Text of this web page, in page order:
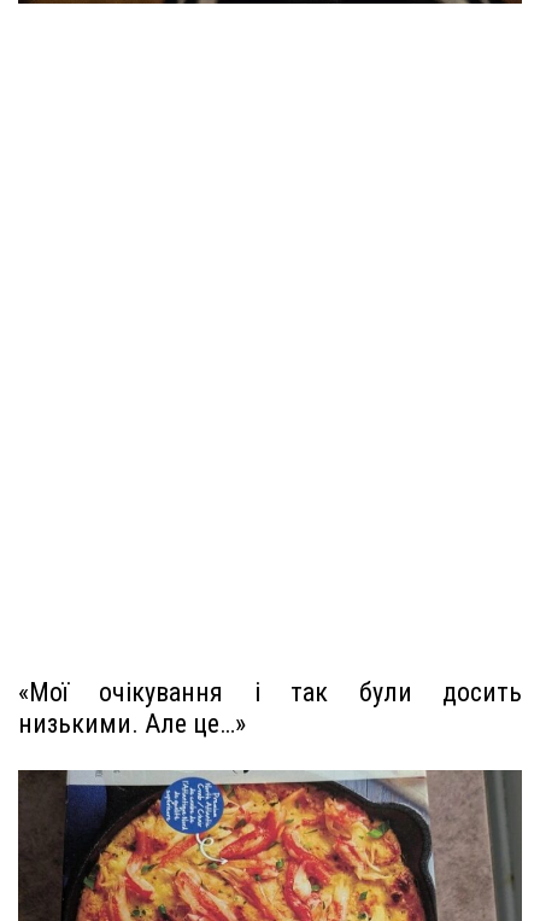
«Мої очікування і так були досить
низькими. Але це…»